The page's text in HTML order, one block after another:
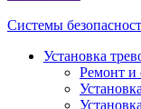
Системы
Установка
Ремонт и